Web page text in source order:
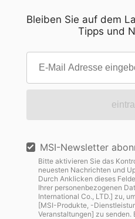
Bleiben Sie auf dem
Tipps und
MSI-Newsletter
Bitte aktivieren Sie das
neuesten Nachrichten und
Durch Anklicken dieses
Ihrer personenbezogenen
International Co., LTD.] zu,
[MSI-Produkte, -
Veranstaltungen] zu senden.